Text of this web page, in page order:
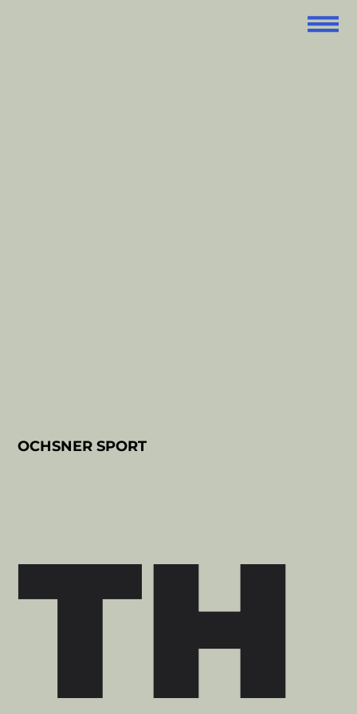
OCHSNER SPORT
TH